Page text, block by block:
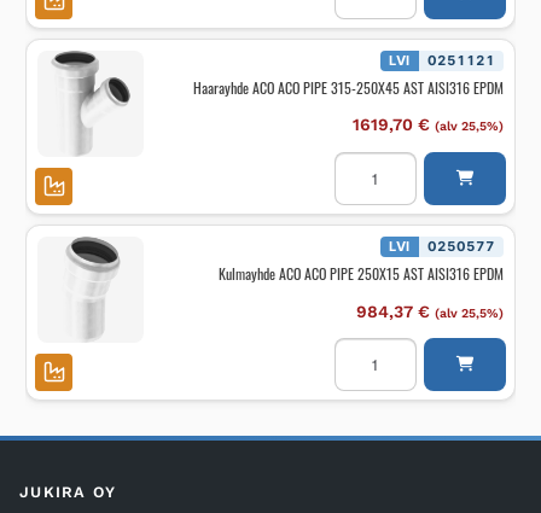
PIPE
315X500
AISI316
määrä
LVI 0251121
Haarayhde ACO ACO PIPE 315-250X45 AST AISI316 EPDM
1619,70 € (alv 25,5%)
Haarayhde
PIPE
315-
250X45
AISI316
määrä
LVI 0250577
Kulmayhde ACO ACO PIPE 250X15 AST AISI316 EPDM
984,37 € (alv 25,5%)
Kulmayhde
PIPE
AISI316
JUKIRA OY